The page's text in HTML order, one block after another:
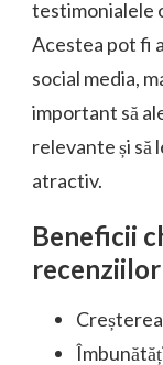
testimonialele
Acestea pot fi
social media,
important să
relevante și să
atractiv.
Beneficii